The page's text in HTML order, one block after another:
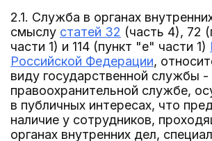
2.1. Служба в органах
смыслу статей 32 (часть 4), 72
части 1) и 114 (пункт "е" части 1)
Российской Федерации,
виду государственной службы -
правоохранительной службе,
в публичных интересах, что
наличие у сотрудников,
органах внутренних дел,